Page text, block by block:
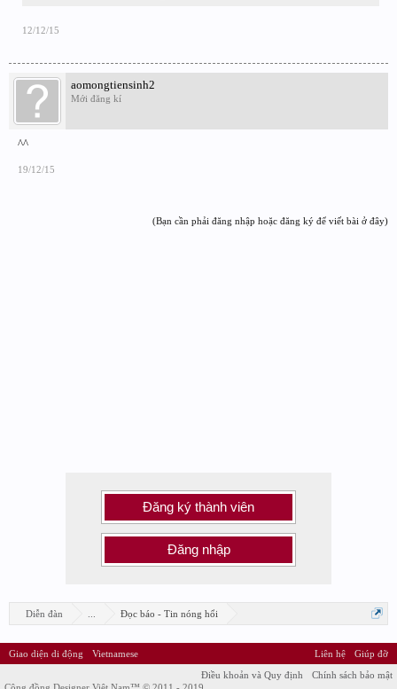
12/12/15
aomongtiensinh2
Mới đăng kí
^^
19/12/15
(Bạn cần phải đăng nhập hoặc đăng ký để viết bài ở đây)
Đăng ký thành viên
Đăng nhập
Diễn đàn Đọc báo - Tin nóng hổi
Giao diện di động Vietnamese Liên hệ
Giúp đỡ
Điều khoản và Quy định
Chính sách bảo mật